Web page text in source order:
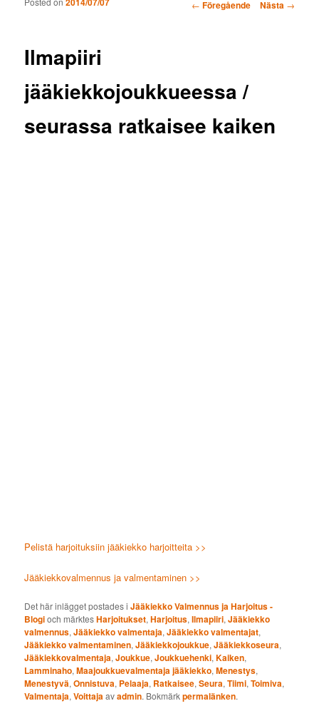
Inläggsnavigering
← Föregående Nästa →
Ilmapiiri
jääkiekkojoukkueessa /
seurassa ratkaisee kaiken
Pelistä harjoituksiin jääkiekko harjoitteita >>
Jääkiekkovalmennus ja valmentaminen >>
Det här inlägget postades iJääkiekko Valmennus ja Harjoitus -
Blogioch märktesHarjoitukset,Harjoitus,Ilmapiiri,Jääkiekko
valmennus,Jääkiekko valmentaja,Jääkiekko valmentajat,
Jääkiekko valmentaminen,Jääkiekkojoukkue,Jääkiekkoseura,
Jääkiekkovalmentaja,Joukkue,Joukkuehenki,Kaiken,
Lamminaho,Maajoukkuevalmentaja jääkiekko,Menestys,
Menestyvä,Onnistuva, Pelaaja, Ratkaisee,Seura,Tiimi,Toimiva,
Valmentaja,Voittajaavadmin. Bokmärkpermalänken.